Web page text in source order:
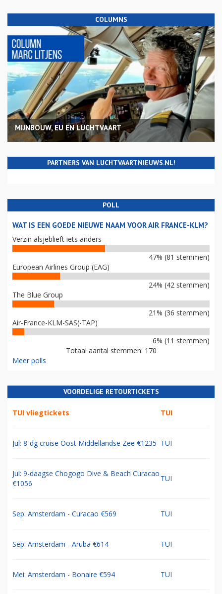
COLUMNS
MIJNBOUW, EU EN LUCHTVAART
PARTNERS VAN LUCHTVAARTNIEUWS.NL!
POLL
WAT IS EEN GOEDE NIEUWE NAAM VOOR AIR FRANCE-KLM?
Verzin alsjeblieft iets anders
47% (81 stemmen)
European Airlines Group (EAG)
24% (42 stemmen)
The Blue Group
21% (36 stemmen)
Air-France-KLM-SAS(-TAP)
6% (11 stemmen)
Totaal aantal stemmen: 170
Meer polls
VOORDELIGE RETOURTICKETS
TUI vliegtickets TUI
Jul: 8-dg cruise Oost Middellandse Zee €1235 TUI
Jul: 9-daagse Chogogo Dive & Beach Curacao
€1056
TUI
Sep: Amsterdam - Curacao €569 TUI
Sep: Amsterdam - Aruba €614 TUI
Mei: Amsterdam - Bonaire €594 TUI